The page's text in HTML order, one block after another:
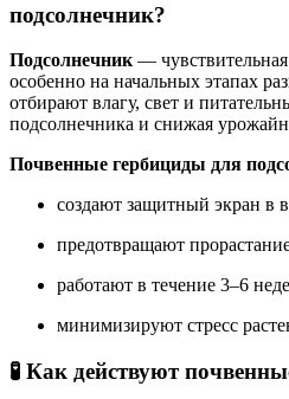
подсолнечник?
Подсолнечник— чувствительная
особенно на начальных этапах
отбирают влагу, свет и
подсолнечника и снижая
Почвенные гербициды для
создают защитный экран в
предотвращают
работают в течение 3–6
минимизируют стресс
🧪 Как действуют